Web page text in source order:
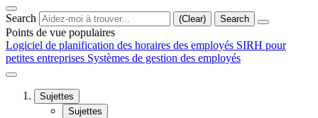
Search (Clear) Search
Points de vue populaires
Logiciel de planification des horaires des employés SIRH pour
petites entreprises Systèmes de gestion des employés
Sujettes
Sujettes